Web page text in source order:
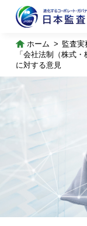
ホーム 監査実
「会社法制（株式
に対する意見